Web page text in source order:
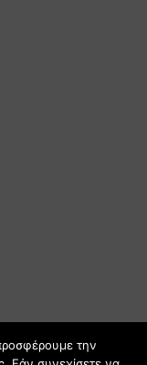
την